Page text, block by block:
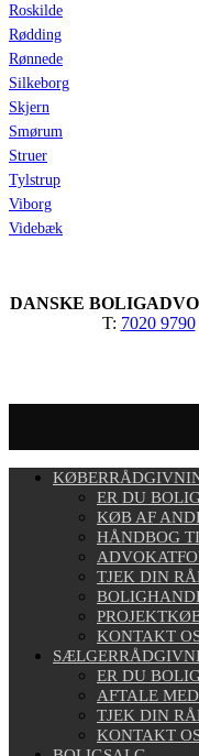
Roskilde
Rødding
Rønnede
Silkeborg
Skjern
Smørum
Struer
Tylstrup
Viborg
Videbæk
DANSKE
T: 7020 9790
ER DU
KØB AF
HÅNDBOG
TJEK DIN
KONTAKT
ER DU
AFTALE
TJEK DIN
KONTAKT